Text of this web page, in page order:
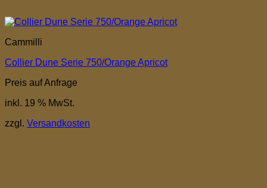
Cammilli
Collier Dune Serie 750/Orange Apricot
Preis auf Anfrage
inkl. 19 % MwSt.
zzgl. Versandkosten